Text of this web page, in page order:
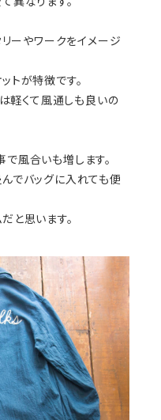
ーやワークをイメージ
トが特徴です。
軽くて風通しも良いの
風合いも増します。
でバッグに入れても便
と思います。